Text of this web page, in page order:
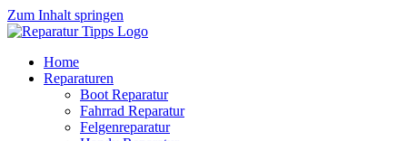
Zum Inhalt springen
Home
Reparaturen
Boot Reparatur
Fahrrad Reparatur
Felgenreparatur